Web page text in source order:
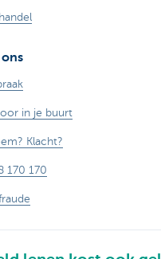
in je buurt
Klacht?
170 170